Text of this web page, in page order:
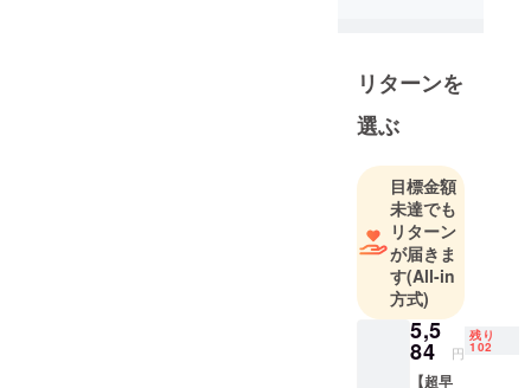
を通じて、
お客様の生
活をより便
利で快適に
するお手伝
いをしてい
ます。
実用的でデ
ザインにも
こだわった
商品を提供
リターンを
選ぶ
目標金額
未達でも
リターン
が届きま
す(All-in
方式)
5,5
84 円
残り
102
【超早